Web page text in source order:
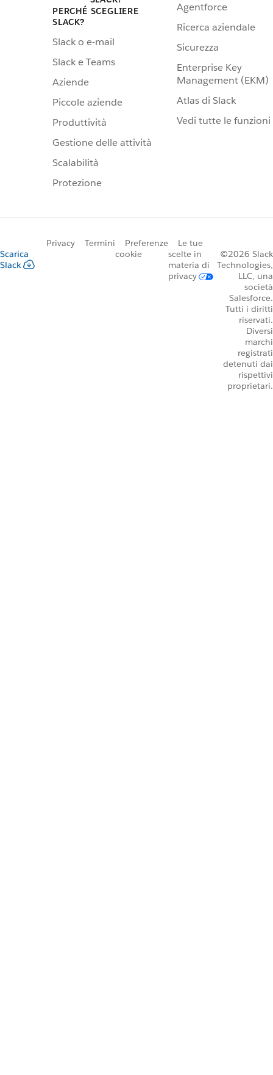
PERCHÉ SCEGLIERE
SLACK?
Slack o e-mail
Slack e Teams
Aziende
Piccole aziende
Produttività
Gestione delle attività
Scalabilità
Protezione
Agentforce
Ricerca aziendale
Sicurezza
Enterprise Key
Management (EKM)
Atlas di Slack
Vedi tutte le funzioni
Scarica
Slack
Privacy Termini
Preferenze
cookie
Le tue
scelte in
materia di
privacy
©2026 Slack
Technologies,
LLC, una
società
Salesforce.
Tutti i diritti
riservati.
Diversi
marchi
registrati
detenuti dai
rispettivi
proprietari.